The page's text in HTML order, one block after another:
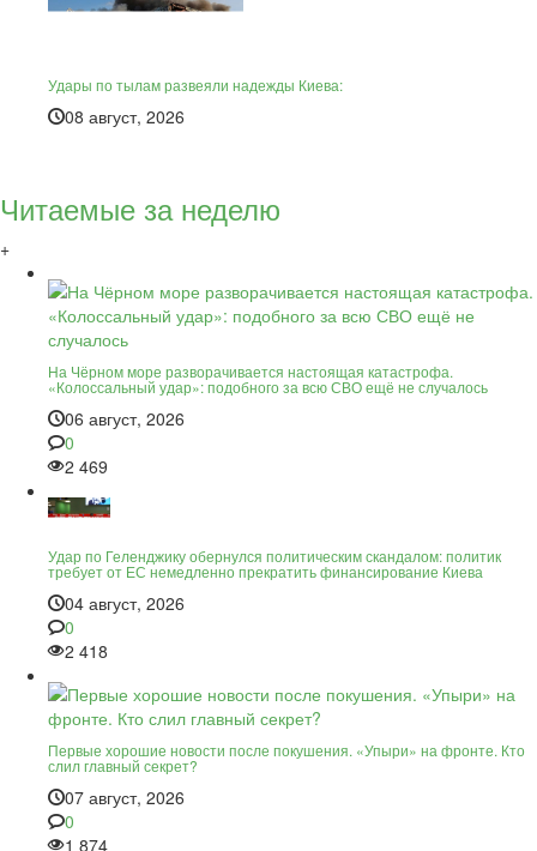
Удары по тылам развеяли надежды Киева:
08 август, 2026
Читаемые за неделю
+
На Чёрном море разворачивается настоящая катастрофа.
«Колоссальный удар»: подобного за всю СВО ещё не случалось
06 август, 2026
0
2 469
Удар по Геленджику обернулся политическим скандалом: политик
требует от ЕС немедленно прекратить финансирование Киева
04 август, 2026
0
2 418
Первые хорошие новости после покушения. «Упыри» на фронте. Кто
слил главный секрет?
07 август, 2026
0
1 874